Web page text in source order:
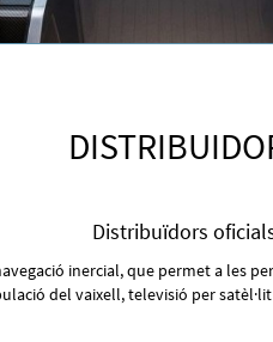
Distribuïdors
inercial, que permet a les
del vaixell, televisió per